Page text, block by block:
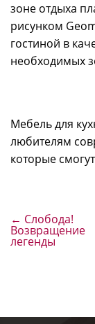
зоне отдыха
рисунком
гостиной в
необходимых
Мебель для
любителям
которые
← Слобода!
Возвращение
легенды